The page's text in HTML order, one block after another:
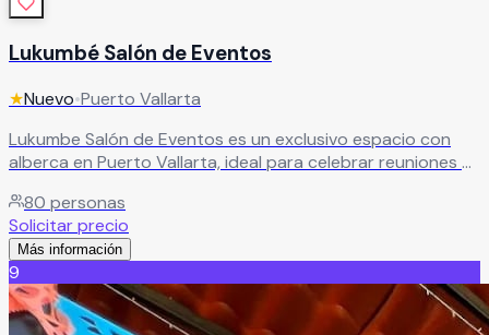
Lukumbé Salón de Eventos
★Nuevo•Puerto Vallarta
Lukumbe Salón de Eventos es un exclusivo espacio con
alberca en Puerto Vallarta, ideal para celebrar reuniones y
totalmente seguro. El recinto cuenta con alberca de 1.30
metros de profundidad y chapoteadero de 35
centímetros, perfecto para convivencias familiares,
cumpleaños, reuniones sociales, fiestas infantiles y
celebraciones privadas para grupos de hasta 80
personas.Leer más
80 personas
Solicitar precio
Más información
9